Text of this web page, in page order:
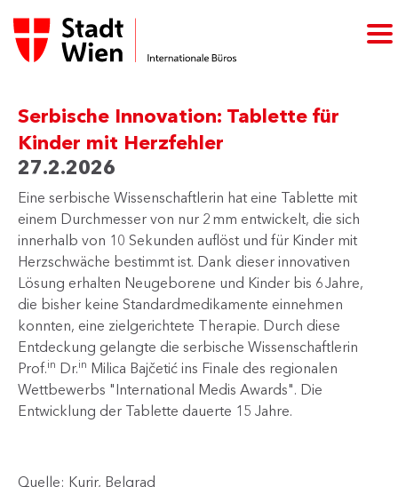
Serbische Innovation: Tablette für
Kinder mit Herzfehler
27.2.2026
​Eine serbische Wissenschaftlerin hat eine Tablette mit
einem Durchmesser von nur 2 mm entwickelt, die sich
innerhalb von 10 Sekunden auflöst und für Kinder mit
Herzschwäche bestimmt ist. Dank dieser innovativen
Lösung erhalten Neugeborene und Kinder bis 6 Jahre,
die bisher keine Standardmedikamente einnehmen
konnten, eine zielgerichtete Therapie. Durch diese
Entdeckung gelangte die serbische Wissenschaftlerin
Prof.in Dr.in Milica Bajčetić ins Finale des regionalen
Wettbewerbs "International Medis Awards". Die
Entwicklung der Tablette dauerte 15 Jahre.
Quelle: Kurir, Belgrad